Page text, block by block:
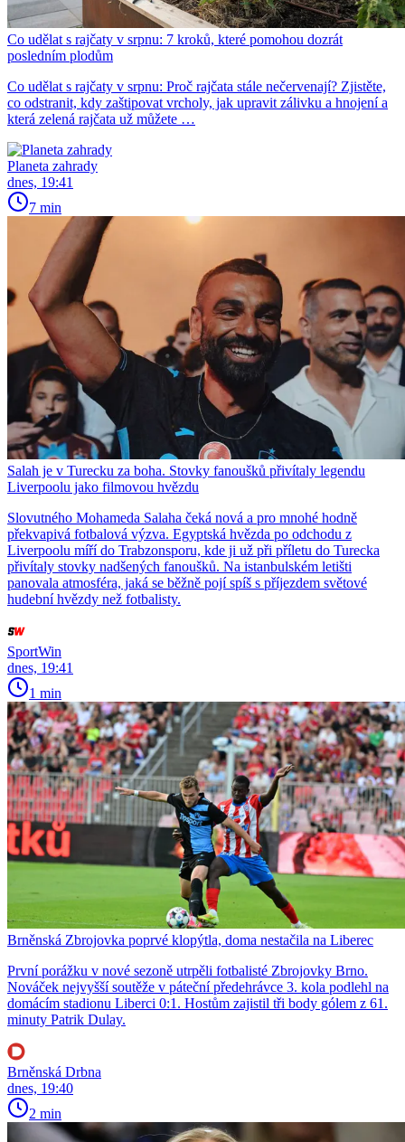
Co udělat s rajčaty v srpnu: 7 kroků, které pomohou dozrát
posledním plodům
Co udělat s rajčaty v srpnu: Proč rajčata stále nečervenají? Zjistěte,
co odstranit, kdy zaštipovat vrcholy, jak upravit zálivku a hnojení a
která zelená rajčata už můžete …
Planeta zahrady
dnes, 19:41
7 min
Salah je v Turecku za boha. Stovky fanoušků přivítaly legendu
Liverpoolu jako filmovou hvězdu
Slovutného Mohameda Salaha čeká nová a pro mnohé hodně
překvapivá fotbalová výzva. Egyptská hvězda po odchodu z
Liverpoolu míří do Trabzonsporu, kde ji už při příletu do Turecka
přivítaly stovky nadšených fanoušků. Na istanbulském letišti
panovala atmosféra, jaká se běžně pojí spíš s příjezdem světové
hudební hvězdy než fotbalisty.
SportWin
dnes, 19:41
1 min
Brněnská Zbrojovka poprvé klopýtla, doma nestačila na Liberec
První porážku v nové sezoně utrpěli fotbalisté Zbrojovky Brno.
Nováček nejvyšší soutěže v páteční předehrávce 3. kola podlehl na
domácím stadionu Liberci 0:1. Hostům zajistil tři body gólem z 61.
minuty Patrik Dulay.
Brněnská Drbna
dnes, 19:40
2 min